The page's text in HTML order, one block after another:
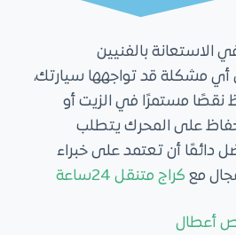
الاستعانة بالفنيين
مشكلة قد تواجهها سيارتك،
نقصًا مستمرًا في الزيت أو
على المحرك يتطلب
دائمًا أن تعتمد على خبراء
مع كراج متنقل 24ساعة
أعطال